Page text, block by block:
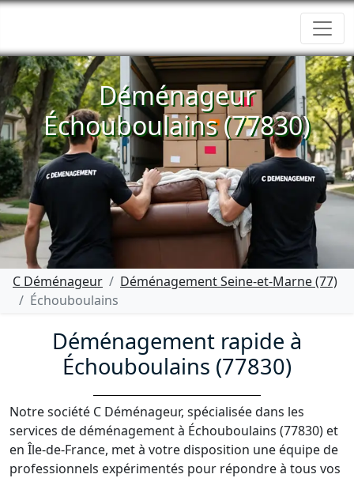
Déménageur
Échouboulains (77830)
C Déménageur
Déménagement Seine-et-Marne (77)
Échouboulains
Déménagement rapide à
Échouboulains (77830)
Notre société C Déménageur, spécialisée dans les
services de déménagement à Échouboulains (77830) et
en Île-de-France, met à votre disposition une équipe de
professionnels expérimentés pour répondre à tous vos